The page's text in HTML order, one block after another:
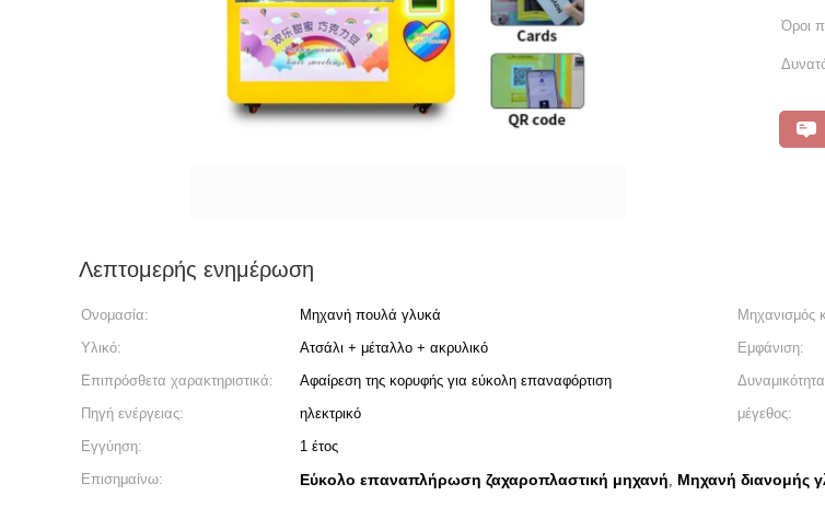
Όροι
Λεπτομερής ενημέρωση
Ονομασία: Μηχανή πουλά γλυκά Μηχανισμός
Υλικό:
Ατσάλι + μέταλλο + ακρυλικό Εμφάνιση:
Επιπρόσθετα χαρακτηριστικά:
Αφαίρεση της κορυφής για εύκολη επαναφόρτιση
Πηγή ενέργειας:
ηλεκτρικό μέγεθος:
Εγγύηση:
1 έτος
Επισημαίνω:
Εύκολο επαναπλήρωση ζαχαροπλαστική μηχανή, Μηχανή διανομής